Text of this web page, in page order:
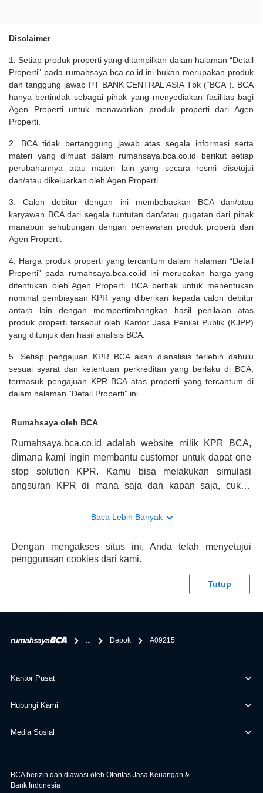
Disclaimer
1. Setiap produk properti yang ditampilkan dalam halaman “Detail
Properti" pada rumahsaya.bca.co.id ini bukan merupakan produk
dan tanggung jawab PT BANK CENTRAL ASIA Tbk (“BCA”). BCA
hanya bertindak sebagai pihak yang menyediakan fasilitas bagi
Agen Properti untuk menawarkan produk properti dari Agen
Properti.
2. BCA tidak bertanggung jawab atas segala informasi serta
materi yang dimuat dalam rumahsaya.bca.co.id berikut setiap
perubahannya atau materi lain yang secara resmi disetujui
dan/atau dikeluarkan oleh Agen Properti.
3. Calon debitur dengan ini membebaskan BCA dan/atau
karyawan BCA dari segala tuntutan dan/atau gugatan dari pihak
manapun sehubungan dengan penawaran produk properti dari
Agen Properti.
4. Harga produk properti yang tercantum dalam halaman “Detail
Properti” pada rumahsaya.bca.co.id ini merupakan harga yang
ditentukan oleh Agen Properti. BCA berhak untuk menentukan
nominal pembiayaan KPR yang diberikan kepada calon debitur
antara lain dengan mempertimbangkan hasil penilaian atas
produk properti tersebut oleh Kantor Jasa Penilai Publik (KJPP)
yang ditunjuk dan hasil analisis BCA.
5. Setiap pengajuan KPR BCA akan dianalisis terlebih dahulu
sesuai syarat dan ketentuan perkreditan yang berlaku di BCA,
termasuk pengajuan KPR BCA atas properti yang tercantum di
dalam halaman “Detail Properti” ini
Rumahsaya oleh BCA
Rumahsaya.bca.co.id adalah website milik KPR BCA,
dimana kami ingin membantu customer untuk dapat one
stop solution KPR. Kamu bisa melakukan simulasi
angsuran KPR di mana saja dan kapan saja, cukup
konsultasi mengenai KPR, maka ada layanan live chat
memberikan keuntungan yang berlipat, persyaratan
pengajuan KPR BCA juga sangat mudah, kamu bisa cek
tentang properti disini BCA hanya sebagai pihak
bertanggung jawab terhadap informasi yang rekanan
Baca Lebih Banyak
Dengan mengakses situs ini, Anda telah menyetujui
penggunaan cookies dari kami.
Tutup
... Depok A09215
Kantor Pusat
Hubungi Kami
Media Sosial
BCA berizin dan diawasi oleh Otoritas Jasa Keuangan &
Bank Indonesia